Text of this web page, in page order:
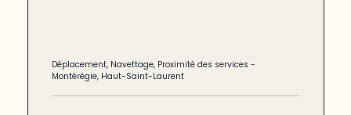
Déplacement, Navettage, Proximité des services -
Montérégie, Haut-Saint-Laurent